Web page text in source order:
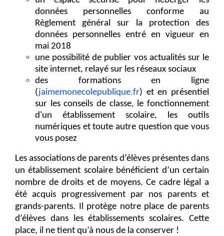
données personnelles conforme au
Règlement général sur la protection des
données personnelles entré en vigueur en
mai 2018
une possibilité de publier vos actualités sur le
site internet, relayé sur les réseaux sociaux
des formations en ligne
(jaimemonecolepublique.fr) et en présentiel
sur les conseils de classe, le fonctionnement
d'un établissement scolaire, les outils
numériques et toute autre question que vous
vous posez
Les associations de parents d’élèves présentes dans
un établissement scolaire bénéficient d’un certain
nombre de droits et de moyens. Ce cadre légal a
été acquis progressivement par nos parents et
grands-parents. Il protège notre place de parents
d’élèves dans les établissements scolaires. Cette
place, il ne tient qu’à nous de la conserver !